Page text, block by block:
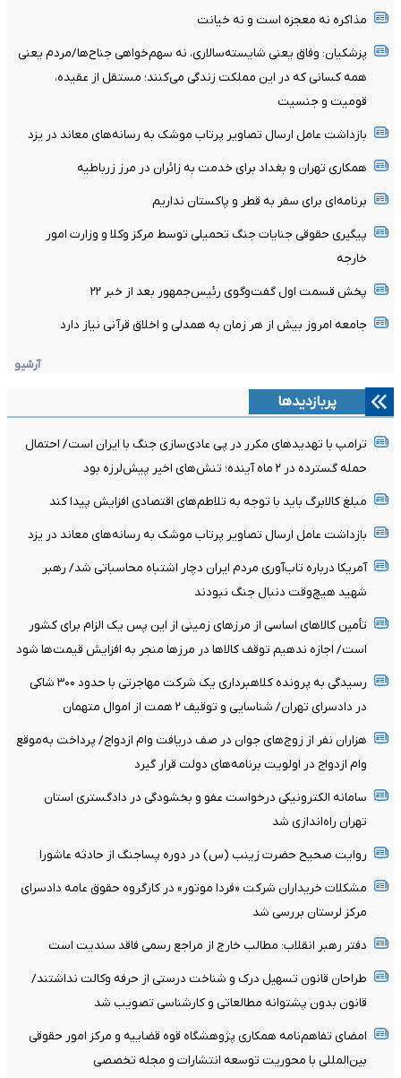
مذاکره نه معجزه است و نه خیانت
پزشکیان: وفاق یعنی شایسته‌سالاری، نه سهم‌خواهی جناح‌ها/مردم یعنی
همه کسانی که در این مملکت زندگی می‌کنند؛ مستقل از عقیده،
قومیت و جنسیت
بازداشت عامل ارسال تصاویر پرتاب موشک به رسانه‌های معاند در یزد
همکاری تهران و بغداد برای خدمت به زائران در مرز زرباطیه
برنامه‌ای برای سفر به قطر و پاکستان نداریم
پیگیری حقوقی جنایات جنگ تحمیلی توسط مرکز وکلا و وزارت امور
خارجه
پخش قسمت اول گفت‌وگوی رئیس‌جمهور بعد از خبر ۲۲
جامعه امروز بیش از هر زمان به همدلی و اخلاق قرآنی نیاز دارد
آرشیو
پربازدیدها
ترامپ با تهدیدهای مکرر در پی عادی‌سازی جنگ با ایران است/ احتمال
حمله گسترده در ۲ ماه آینده؛ تنش‌های اخیر پیش‌لرزه بود
مبلغ کالابرگ باید با توجه به تلاطم‌های اقتصادی افزایش پیدا کند
بازداشت عامل ارسال تصاویر پرتاب موشک به رسانه‌های معاند در یزد
آمریکا درباره تاب‌آوری مردم ایران دچار اشتباه محاسباتی شد/ رهبر
شهید هیچ‌وقت دنبال جنگ نبودند
تأمین کالاهای اساسی از مرزهای زمینی از این پس یک الزام برای کشور
است/ اجازه ندهیم توقف کالاها در مرزها منجر به افزایش قیمت‌ها شود
رسیدگی به پرونده کلاهبرداری یک شرکت مهاجرتی با حدود ۳۰۰ شاکی
در دادسرای تهران/ شناسایی و توقیف ۲ همت از اموال متهمان
هزاران نفر از زوج‌های جوان در صف دریافت وام ازدواج/ پرداخت به‌موقع
وام ازدواج در اولویت برنامه‌های دولت قرار گیرد
سامانه الکترونیکی درخواست عفو و بخشودگی در دادگستری استان
تهران راه‌اندازی شد
روایت صحیح حضرت زینب (س) در دوره پساجنگ از حادثه عاشورا
مشکلات خریداران شرکت «فردا موتور» در کارگروه حقوق عامه دادسرای
مرکز لرستان بررسی شد
دفتر رهبر انقلاب: مطالب خارج از مراجع رسمی فاقد سندیت است
طراحان قانون تسهیل درک و شناخت درستی از حرفه وکالت نداشتند/
قانون بدون پشتوانه مطالعاتی و کارشناسی تصویب شد
امضای تفاهم‌نامه همکاری پژوهشگاه قوه قضاییه و مرکز امور حقوقی
بین‌المللی با محوریت توسعه انتشارات و مجله تخصصی